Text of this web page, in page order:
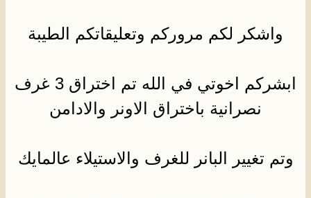
واشكر لكم مروركم وتعليقاتكم الطيبة
ابشركم اخوتي في الله تم اختراق 3 غرف
نصرانية باختراق الاونر والادامن
وتم تغيير البانر للغرف والاستيلاء عالمايك